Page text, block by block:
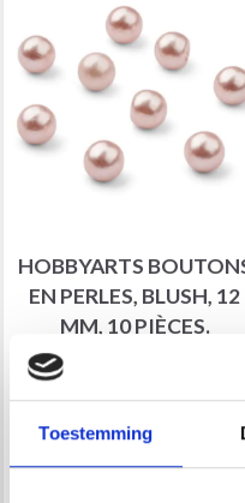
Toestemming
HOBBYARTS
EN PERLES, BLUSH, 12
MM, 10 PIÈCES.
EUR 2.95
Quantité